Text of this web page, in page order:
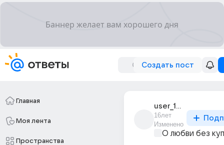
Создать пост
Главная
Моя лента
Пространства
user_18648092
16лет
Изменено
О любви без